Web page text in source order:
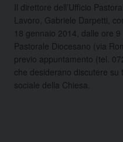
Il direttore dell’Ufficio
Lavoro, Gabriele Darpetti,
18 gennaio 2014, dalle ore
Pastorale Diocesano (via
previo appuntamento (tel.
che desiderano discutere
sociale della Chiesa.